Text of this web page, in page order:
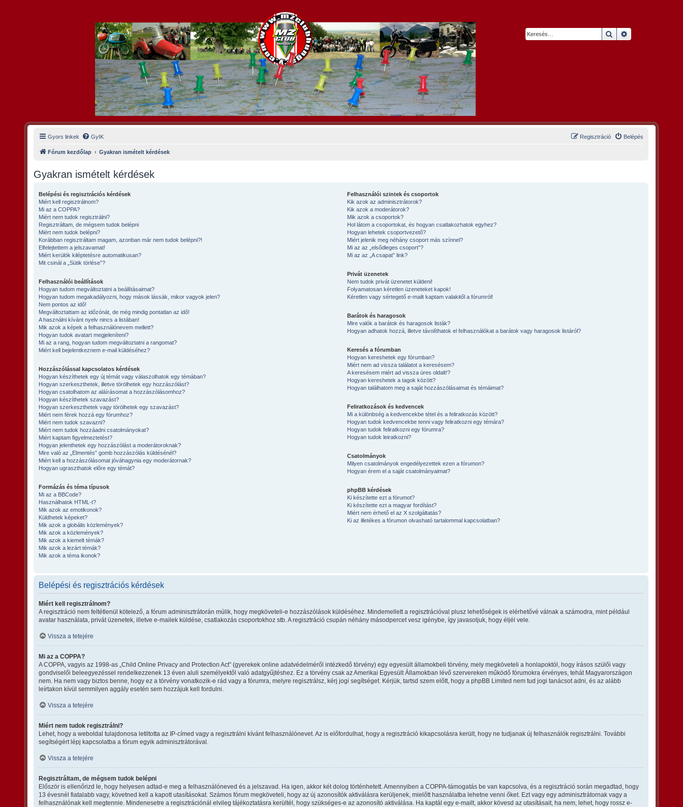
Keresés
Gyors linkek GyIK Belépés
Regisztráció
Fórum kezdőlap Gyakran ismételt kérdések
Gyakran ismételt kérdések
Belépési és regisztrációs kérdések
Miért kell regisztrálnom?
Mi az a COPPA?
Miért nem tudok regisztrálni?
Regisztráltam, de mégsem tudok belépni
Miért nem tudok belépni?
Korábban regisztráltam magam, azonban már nem tudok belépni?!
Elfelejtettem a jelszavamat!
Miért kerülök kiléptetésre automatikusan?
Mit csinál a „Sütik törlése”?
Felhasználói beállítások
Hogyan tudom megváltoztatni a beállításaimat?
Hogyan tudom megakadályozni, hogy mások lássák, mikor vagyok jelen?
Nem pontos az idő!
Megváltoztattam az időzónát, de még mindig pontatlan az idő!
A használni kívánt nyelv nincs a listában!
Mik azok a képek a felhasználónevem mellett?
Hogyan tudok avatart megjeleníteni?
Mi az a rang, hogyan tudom megváltoztatni a rangomat?
Miért kell bejelentkeznem e-mail küldéséhez?
Hozzászólással kapcsolatos kérdések
Hogyan készíthetek egy új témát vagy válaszolhatok egy témában?
Hogyan szerkeszthetek, illetve törölhetek egy hozzászólást?
Hogyan csatolhatom az aláírásomat a hozzászólásomhoz?
Hogyan készíthetek szavazást?
Hogyan szerkeszthetek vagy törölhetek egy szavazást?
Miért nem férek hozzá egy fórumhoz?
Miért nem tudok szavazni?
Miért nem tudok hozzáadni csatolmányokat?
Miért kaptam figyelmeztetést?
Hogyan jelenthetek egy hozzászólást a moderátoroknak?
Mire való az „Elmentés” gomb hozzászólás küldésénél?
Miért kell a hozzászólásomat jóváhagynia egy moderátornak?
Hogyan ugraszthatok előre egy témát?
Formázás és téma típusok
Mi az a BBCode?
Használhatok HTML-t?
Mik azok az emotikonok?
Küldhetek képeket?
Mik azok a globális közlemények?
Mik azok a közlemények?
Mik azok a kiemelt témák?
Mik azok a lezárt témák?
Mik azok a téma ikonok?
Felhasználói szintek és csoportok
Kik azok az adminisztrátorok?
Kik azok a moderátorok?
Mik azok a csoportok?
Hol látom a csoportokat, és hogyan csatlakozhatok egyhez?
Hogyan lehetek csoportvezető?
Miért jelenik meg néhány csoport más színnel?
Mi az az „elsődleges csoport”?
Mi az az „A csapat” link?
Privát üzenetek
Nem tudok privát üzenetet küldeni!
Folyamatosan kéretlen üzeneteket kapok!
Kéretlen vagy sértegető e-mailt kaptam valakitől a fórumról!
Barátok és haragosok
Mire valók a barátok és haragosok listák?
Hogyan adhatok hozzá, illetve távolíthatok el felhasználókat a barátok vagy haragosok listáról?
Keresés a fórumban
Hogyan kereshetek egy fórumban?
Miért nem ad vissza találatot a keresésem?
A keresésem miért ad vissza üres oldalt!?
Hogyan kereshetek a tagok között?
Hogyan találhatom meg a saját hozzászólásaimat és témáimat?
Feliratkozások és kedvencek
Mi a különbség a kedvencekbe tétel és a feliratkozás között?
Hogyan tudok kedvencekbe tenni vagy feliratkozni egy témára?
Hogyan tudok feliratkozni egy fórumra?
Hogyan tudok leiratkozni?
Csatolmányok
Milyen csatolmányok engedélyezettek ezen a fórumon?
Hogyan érem el a saját csatolmányaimat?
phpBB kérdések
Ki készítette ezt a fórumot?
Ki készítette ezt a magyar fordítást?
Miért nem érhető el az X szolgáltatás?
Ki az illetékes a fórumon olvasható tartalommal kapcsolatban?
Belépési és regisztrációs kérdések
Miért kell regisztrálnom?
A regisztráció nem feltétlenül kötelező, a fórum adminisztrátorán múlik, hogy megköveteli-e hozzászólások küldéséhez. Mindemellett a regisztrációval plusz lehetőségek is elérhetővé válnak a számodra, mint például
avatar használata, privát üzenetek, illetve e-mailek küldése, csatlakozás csoportokhoz stb. A regisztráció csupán néhány másodpercet vesz igénybe, így javasoljuk, hogy éljél vele.
Vissza a tetejére
Mi az a COPPA?
A COPPA, vagyis az 1998-as „Child Online Privacy and Protection Act” (gyerekek online adatvédelméről intézkedő törvény) egy egyesült államokbeli törvény, mely megköveteli a honlapoktól, hogy írásos szülői vagy
gondviselői beleegyezéssel rendelkezzenek 13 éven aluli személyektől való adatgyűjtéshez. Ez a törvény csak az Amerikai Egyesült Államokban lévő szervereken működő fórumokra érvényes, tehát Magyarországon
nem. Ha nem vagy biztos benne, hogy ez a törvény vonatkozik-e rád vagy a fórumra, melyre regisztrálsz, kérj jogi segítséget. Kérjük, tartsd szem előtt, hogy a phpBB Limited nem tud jogi tanácsot adni, és az alább
leírtakon kívül semmilyen aggály esetén sem hozzájuk kell fordulni.
Vissza a tetejére
Miért nem tudok regisztrálni?
Lehet, hogy a weboldal tulajdonosa letiltotta az IP-címed vagy a regisztrálni kívánt felhasználónevet. Az is előfordulhat, hogy a regisztráció kikapcsolásra került, hogy ne tudjanak új felhasználók regisztrálni. További
segítségért lépj kapcsolatba a fórum egyik adminisztrátorával.
Vissza a tetejére
Regisztráltam, de mégsem tudok belépni
Először is ellenőrizd le, hogy helyesen adtad-e meg a felhasználóneved és a jelszavad. Ha igen, akkor két dolog történhetett. Amennyiben a COPPA-támogatás be van kapcsolva, és a regisztráció során megadtad, hogy
13 évesnél fiatalabb vagy, követned kell a kapott utasításokat. Számos fórum megköveteli, hogy az új azonosítók aktiválásra kerüljenek, mielőtt használatba lehetne venni őket. Ezt vagy egy adminisztrátornak vagy a
felhasználónak kell megtennie. Mindenesetre a regisztrációnál elvileg tájékoztatásra kerültél, hogy szükséges-e az azonosító aktiválása. Ha kaptál egy e-mailt, akkor kövesd az utasításait, ha nem, lehet, hogy rossz e-